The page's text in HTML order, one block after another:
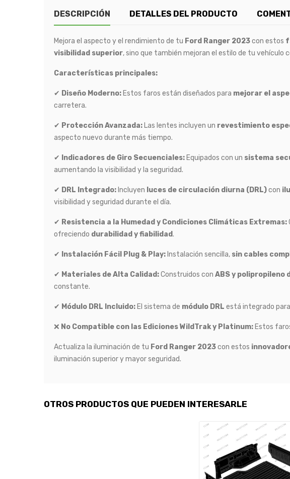
DESCRIPCIÓN DETALLES DEL PRODUCTO
Mejora el aspecto y el rendimiento de tu Ford Ranger 2023con estos
visibilidad superior, sino que también mejoran el estilo de tu
Características principales:
✔ Diseño Moderno: Estos faros están diseñados para mejorar el
carretera.
✔ Protección Avanzada: Las lentes incluyen un revestimiento
aspecto nuevo durante más tiempo.
✔ Indicadores de Giro Secuenciales: Equipados con un sistema
aumentando la visibilidad y la seguridad.
✔ DRL Integrado: Incluyen luces de circulación diurna (DRL)con
visibilidad y seguridad durante el día.
✔ Resistencia a la Humedad y Condiciones Climáticas Extremas:
ofreciendo durabilidad y fiabilidad.
✔ Instalación Fácil Plug & Play: Instalación sencilla, sin cables
✔ Materiales de Alta Calidad:Construidos con ABS y polipropileno
constante.
✔ Módulo DRL Incluido: El sistema de módulo DRL está integrado
❌ No Compatible con las Ediciones WildTrak y Platinum: Estos
Actualiza la iluminación de tu Ford Ranger 2023con estos
iluminación superior y mayor seguridad.
OTROS PRODUCTOS QUE PUEDEN INTERESARLE